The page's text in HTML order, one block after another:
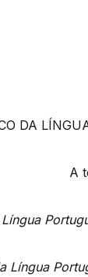
Língua